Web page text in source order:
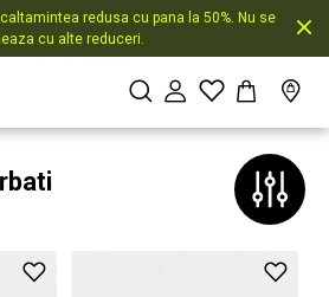
redusa cu pana la 50%. Nu se
cu alte reduceri.